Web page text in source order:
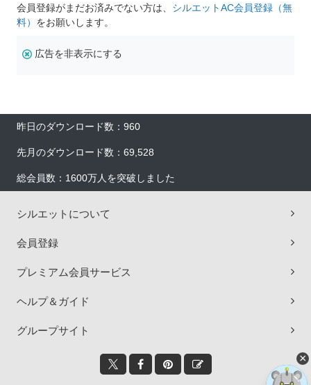
会員登録がまだお済みでない方は、 シルエットAC会員登録（無
料） をお願いします。
広告を非表示にする
昨日のダウンロード数：960
先月のダウンロード数：69,528
総会員数：1600万人を突破しました
シルエットについて
会員登録
プレミアム会員サービス
ヘルプ＆ガイド
グループサイト
×